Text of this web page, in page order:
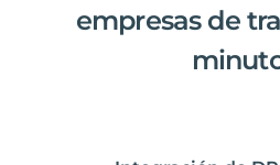
empresas de